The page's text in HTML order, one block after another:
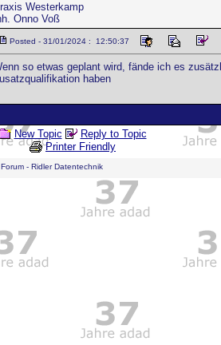
Westerkamp
Onno Voß
Posted - 31/01/2024 : 12:50:37
so etwas geplant wird, fände ich es
haben
New Topic
Reply to Topic
Printer Friendly
- Ridler Datentechnik